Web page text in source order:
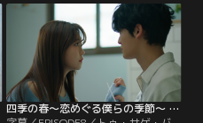
じであることに気づいたボムは、曲
を取り戻そうとするが思い通りに進
まない。自分たちの方法で大切な曲
を守ることを決めたサゲとボムはト
ゥ・サゲ・バンドの復活へと動き出
す。一方…。
四季の春～恋めぐる僕らの季節～ 第08話／字幕